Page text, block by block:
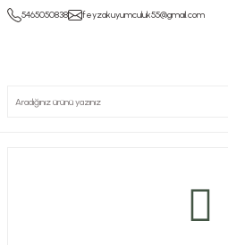
5465050838 feyzakuyumculuk55@gmail.com